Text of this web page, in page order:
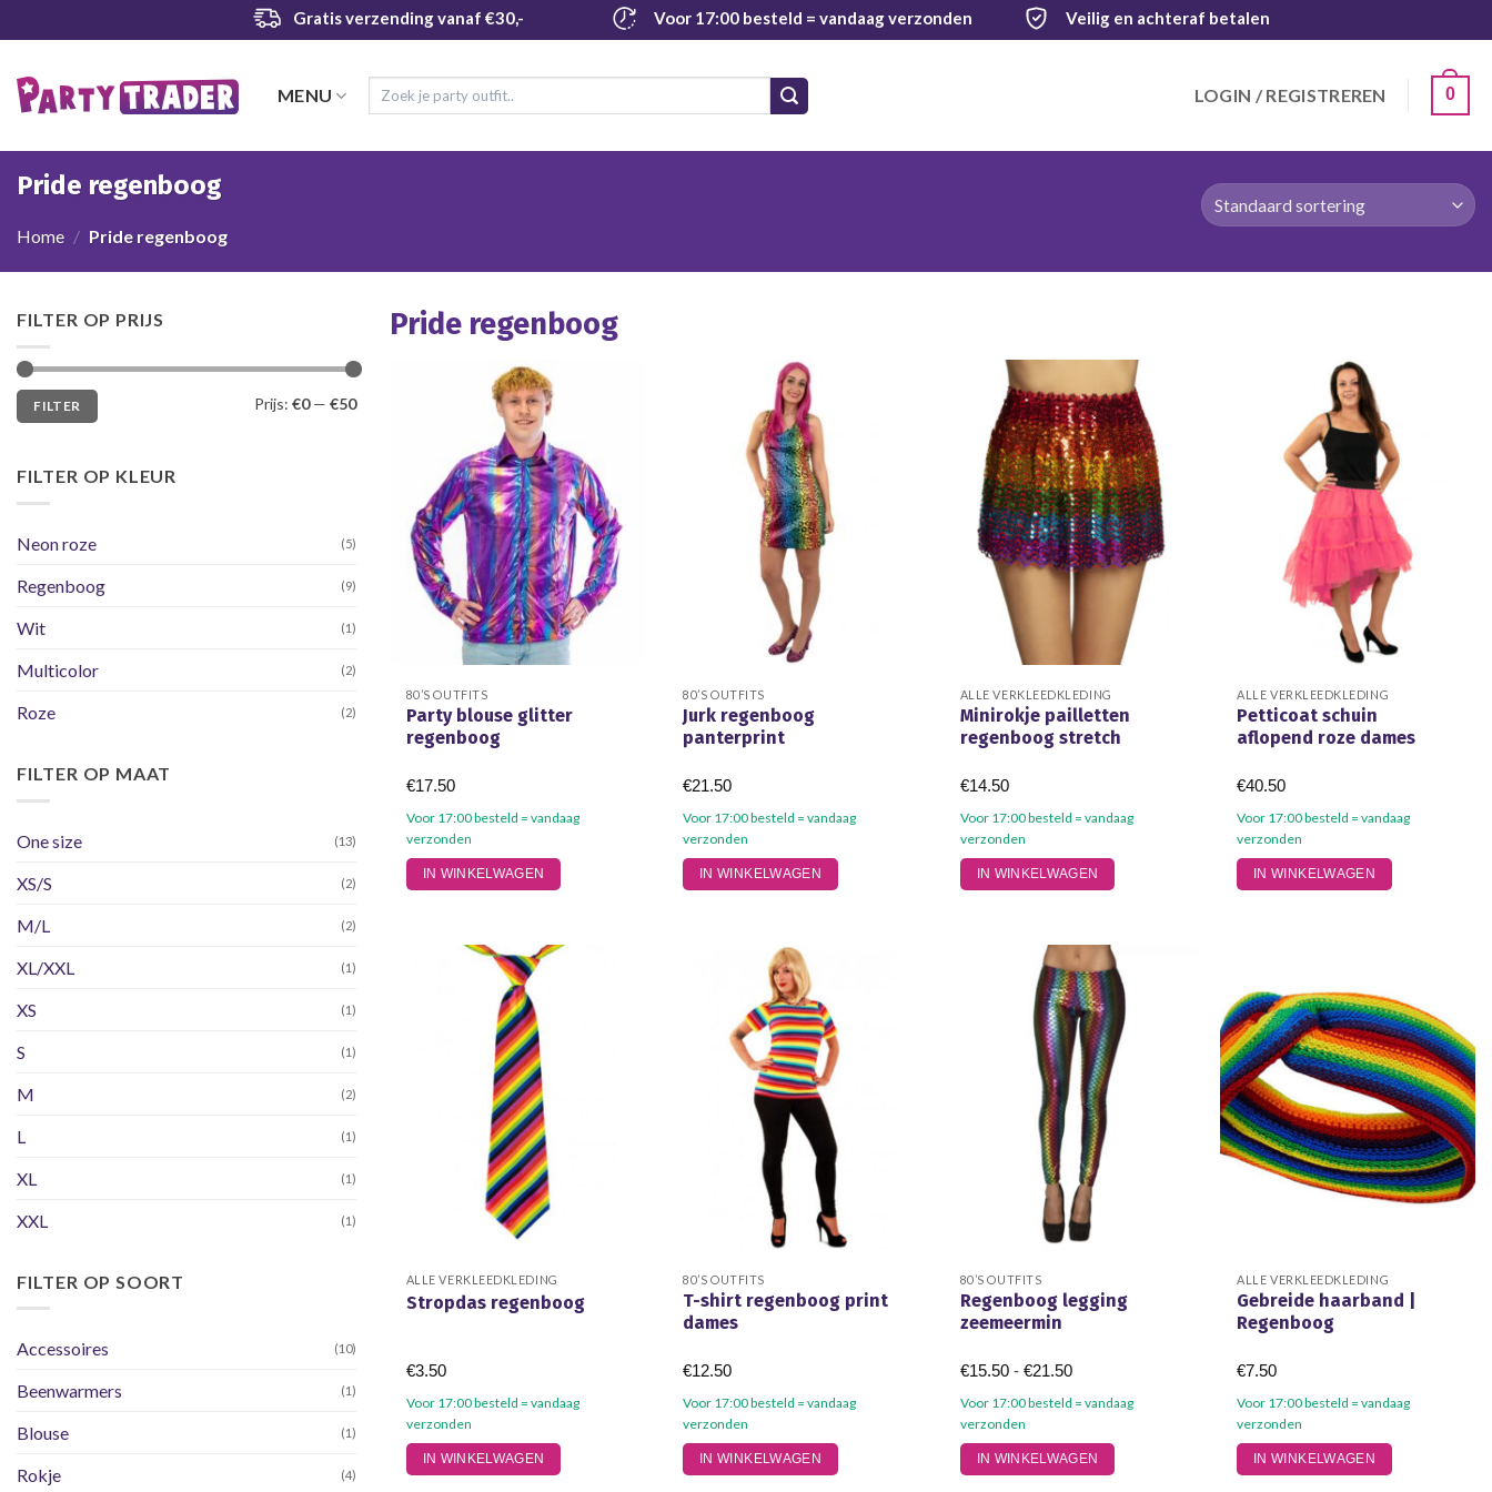
naar
Gratis verzendingvanaf €30,- Voor 17:00 besteld = vandaag verzonden Veilig en achteraf betalen
MENU
Zoeken
LOGIN / REGISTREREN 0
Pride regenboog
Home / Pride regenboog
FILTER OP PRIJS
Min.
prijs
Max.
prijsFILTER Prijs: €0— €50
FILTER OP KLEUR
Neon roze (5)
Regenboog (9)
Wit (1)
Multicolor (2)
Roze (2)
FILTER OP MAAT
One size (13)
XS/S (2)
M/L (2)
XL/XXL (1)
XS (1)
S (1)
M (2)
L (1)
XL (1)
XXL (1)
FILTER OP SOORT
Accessoires (10)
Beenwarmers (1)
Blouse (1)
Rokje (4)
Pride regenboog
80’S OUTFITS
Party blouse glitter
regenboog
Voor 17:00 besteld = vandaag
verzonden
€17.50
IN WINKELWAGEN
Dit
product
productpagina
80’S OUTFITS
Jurk regenboog
panterprint
Voor 17:00 besteld = vandaag
verzonden
€21.50
IN WINKELWAGEN
Dit
product
gekozen
productpagina
ALLE VERKLEEDKLEDING
Minirokje pailletten
regenboog stretch
Voor 17:00 besteld = vandaag
verzonden
€14.50
IN WINKELWAGEN
ALLE VERKLEEDKLEDING
Petticoat schuin
aflopend roze dames
Voor 17:00 besteld = vandaag
verzonden
€40.50
IN WINKELWAGEN
ALLE VERKLEEDKLEDING
Stropdas regenboog
Voor 17:00 besteld = vandaag
verzonden
€3.50
IN WINKELWAGEN
80’S OUTFITS
T-shirt regenboog print
dames
Voor 17:00 besteld = vandaag
verzonden
€12.50
IN WINKELWAGEN
Dit
product
80’S OUTFITS
Regenboog legging
zeemeermin
Voor 17:00 besteld = vandaag
verzonden
€15.50 - €21.50Prijsklasse:
tot
IN WINKELWAGEN
Dit
product
ALLE VERKLEEDKLEDING
Gebreide haarband |
Regenboog
Voor 17:00 besteld = vandaag
verzonden
€7.50
IN WINKELWAGEN